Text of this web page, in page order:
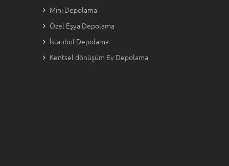
Mini Depolama
Özel Eşya Depolama
İstanbul Depolama
Kentsel dönüşüm Ev Depolama